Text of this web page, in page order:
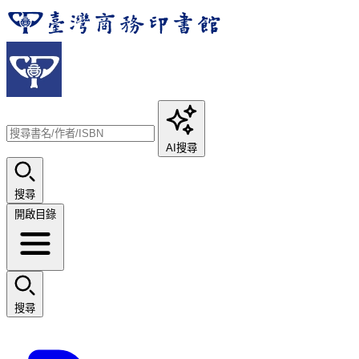
AI搜尋
搜尋
開啟目錄
搜尋